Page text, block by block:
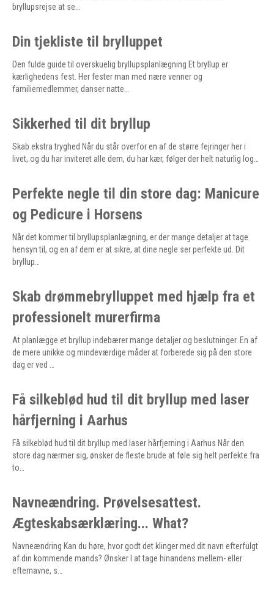
bryllupsrejse at se…
Din tjekliste til brylluppet
Den fulde guide til overskuelig bryllupsplanlægning Et bryllup er
kærlighedens fest. Her fester man med nære venner og
familiemedlemmer, danser natte…
Sikkerhed til dit bryllup
Skab ekstra tryghed Når du står overfor en af de større fejringer her i
livet, og du har inviteret alle dem, du har kær, følger der helt naturlig log…
Perfekte negle til din store dag: Manicure
og Pedicure i Horsens
Når det kommer til bryllupsplanlægning, er der mange detaljer at tage
hensyn til, og en af dem er at sikre, at dine negle ser perfekte ud. Dit
bryllup…
Skab drømmebrylluppet med hjælp fra et
professionelt murerfirma
At planlægge et bryllup indebærer mange detaljer og beslutninger. En af
de mere unikke og mindeværdige måder at forberede sig på den store
dag er ved …
Få silkeblød hud til dit bryllup med laser
hårfjerning i Aarhus
Få silkeblød hud til dit bryllup med laser hårfjerning i Aarhus Når den
store dag nærmer sig, ønsker de fleste brude at føle sig helt perfekte fra
to…
Navneændring. Prøvelsesattest.
Ægteskabsærklæring... What?
Navneændring Kan du høre, hvor godt det klinger med dit navn efterfulgt
af din kommende mands? Ønsker I at tage hinandens mellem- eller
efternavne, s…